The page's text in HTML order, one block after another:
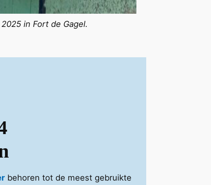
in Fort de Gagel.
behoren tot de meest gebruikte